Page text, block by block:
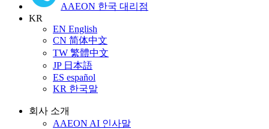
AAEON 한국 대리점
KR
EN English
CN 简体中文
TW 繁體中文
JP 日本語
ES español
KR 한국말
회사 소개
AAEON AI 인사말